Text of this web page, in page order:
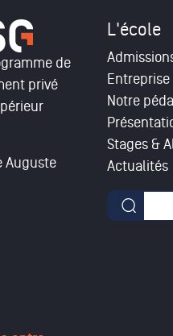
de
privé
Auguste
L'école
Entreprise
Notre
Stages &
Actualités